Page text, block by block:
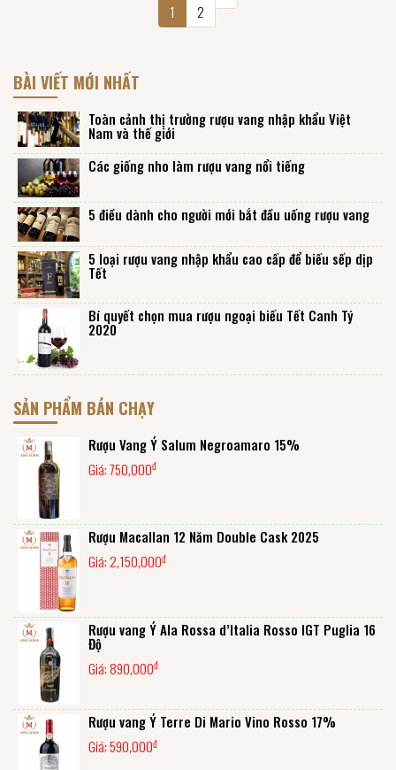
1 2
BÀI VIẾT MỚI NHẤT
Toàn cảnh thị trường rượu vang nhập khẩu Việt
Nam và thế giới
Các giống nho làm rượu vang nổi tiếng
5 điều dành cho người mới bắt đầu uống rượu vang
5 loại rượu vang nhập khẩu cao cấp để biếu sếp dịp
Tết
Bí quyết chọn mua rượu ngoại biếu Tết Canh Tý
2020
SẢN PHẨM BÁN CHẠY
Rượu Vang Ý Salum Negroamaro 15%
Giá:750,000đ
Rượu Macallan 12 Năm Double Cask 2025
Giá: 2,150,000đ
Rượu vang Ý Ala Rossa d’Italia Rosso IGT Puglia 16
Độ
Giá:890,000đ
Rượu vang Ý Terre Di Mario Vino Rosso 17%
Giá:590,000đ